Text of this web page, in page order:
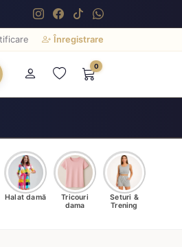
Înregistrare
0
Halat damă
Tricouri
dama
Seturi &
Trening